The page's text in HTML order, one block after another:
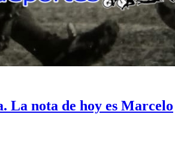
La nota de hoy es Marcelo